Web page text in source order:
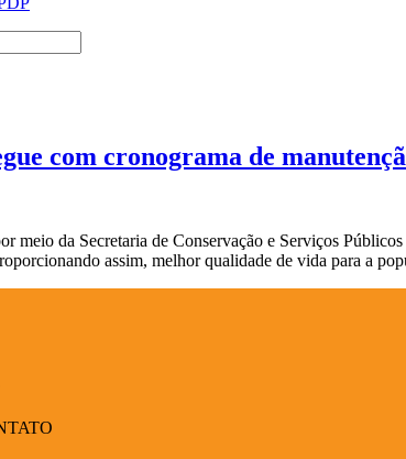
com cronograma de
meio da Secretaria de Conservação e Serviços
assim, melhor qualidade de vida para a